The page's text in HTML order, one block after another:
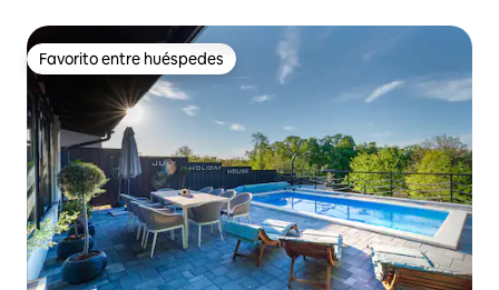
Favorito entre huéspedes
Favorito entre huéspedes